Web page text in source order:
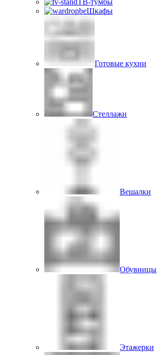
ТВ-тумбы
Шкафы
Готовые кухни
Стеллажи
Вешалки
Обувницы
Этажерки